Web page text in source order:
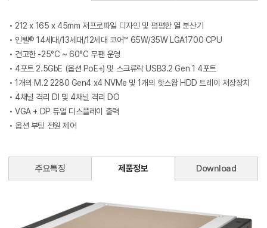
• 212 x 165 x 45mm 저프로파일 디자인 및 평평한 열 분산기
• 인텔® 14세대/13세대/12세대 코어™ 65W/35W LGA1700 CPU
• 견고한 -25°C ~ 60°C 무팬 운영
• 4포트 2.5GbE (옵션 PoE+) 및 스크류락 USB3.2 Gen 1 4포트
• 1개의 M.2 2280 Gen4 x4 NVMe 및 1개의 핫스왑 HDD 트레이 저장장치
• 4채널 격리 DI 및 4채널 격리 DO
• VGA + DP 듀얼 디스플레이 출력
• 옵션 부팅 전원 제어
주요특징 제품정보 Download